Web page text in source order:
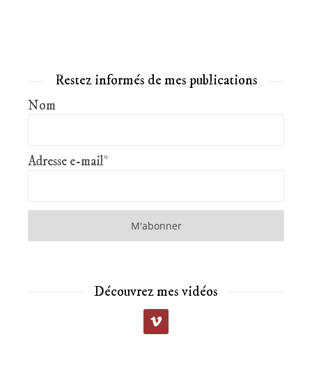
Restez informés de mes publications
Nom
Adresse e-mail*
Découvrez mes vidéos